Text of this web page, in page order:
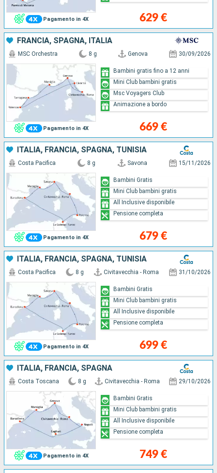
Pagamento in 4X 629 €
FRANCIA, SPAGNA, ITALIA
Pagamento in 4X
MSC Orchestra 8 g Genova 30/09/2026
669 €
Bambini gratis fino a 12 anni
Mini Club bambini gratis
Msc Voyagers Club
Animazione a bordo
ITALIA, FRANCIA, SPAGNA, TUNISIA
Pagamento in 4X
Costa Pacifica 8 g Savona 15/11/2026
679 €
Bambini Gratis
Mini Club bambini gratis
All Inclusive disponibile
Pensione completa
ITALIA, FRANCIA, SPAGNA, TUNISIA
Pagamento in 4X
Costa Pacifica 8 g Civitavecchia - Roma 31/10/2026
699 €
Bambini Gratis
Mini Club bambini gratis
All Inclusive disponibile
Pensione completa
ITALIA, FRANCIA, SPAGNA
Pagamento in 4X
Costa Toscana 8 g Civitavecchia - Roma 29/10/2026
749 €
Bambini Gratis
Mini Club bambini gratis
All Inclusive disponibile
Pensione completa